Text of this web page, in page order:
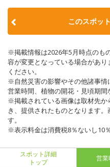
このスポッ
※掲載情報は2026年5月時点のも
容が変更となっている場合があ
ください。
※自然災害の影響やその他諸事
営業時間、植物の開花・見頃期間
※掲載されている画像は取材先
き、提供されたものとなります
す。
※表示料金は消費税8％ないし10
スポット詳細
トップ
営業